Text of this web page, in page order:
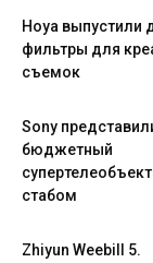
Hoya выпустили
фильтры для
съемок
Sony
бюджетный
стабом
Zhiyun Weebill 5.